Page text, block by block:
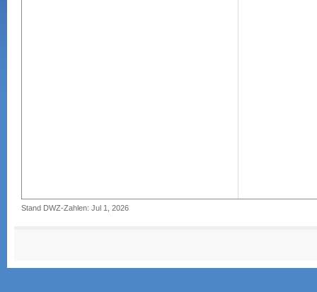
Stand DWZ-Zahlen: Jul 1, 2026